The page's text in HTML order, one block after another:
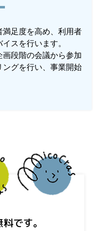
足度を高め、利用者
スを行います。
段階の会議から参加
ングを行い、事業開始
です。